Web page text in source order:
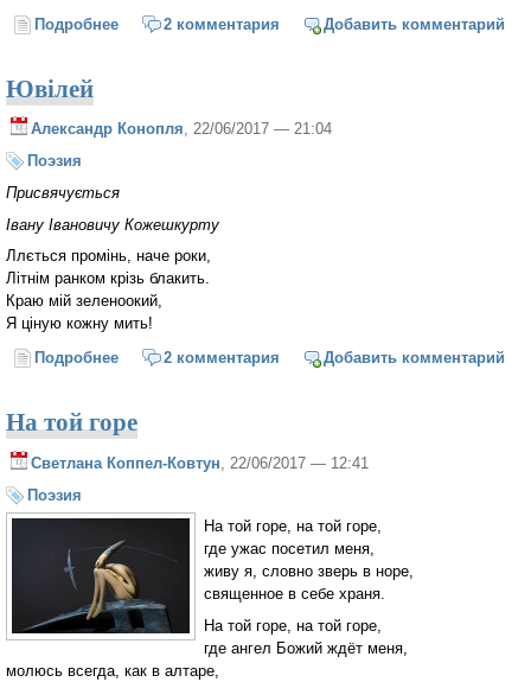
Подробнее о Счастье2 комментария Добавить комментарий
Ювілей
Александр Конопля, 22/06/2017 — 21:04
Поэзия
Присвячується
Івану Івановичу Кожешкурту
Ллється промінь, наче роки,
Літнім ранком крізь блакить.
Краю мій зеленоокий,
Я ціную кожну мить!
Подробнее о Ювілей2 комментария Добавить комментарий
На той горе
Светлана Коппел-Ковтун , 22/06/2017 — 12:41
Поэзия
На той горе, на той горе,
где ужас посетил меня,
живу я, словно зверь в норе,
священное в себе храня.
На той горе, на той горе,
где ангел Божий ждёт меня,
молюсь всегда, как в алтаре,